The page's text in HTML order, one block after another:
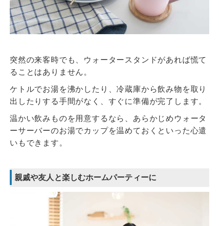
突然の来客時でも、ウォータースタンドがあれば慌て
ることはありません。
ケトルでお湯を沸かしたり、冷蔵庫から飲み物を取り
出したりする手間がなく、すぐに準備が完了します。
温かい飲みものを用意するなら、あらかじめウォータ
ーサーバーのお湯でカップを温めておくといった心遣
いもできます。
親戚や友人と楽しむホームパーティーに